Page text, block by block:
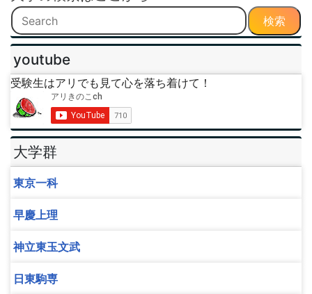
検索
youtube
受験生はアリでも見て心を落ち着けて！
大学群
東京一科
早慶上理
神立東玉文武
日東駒専